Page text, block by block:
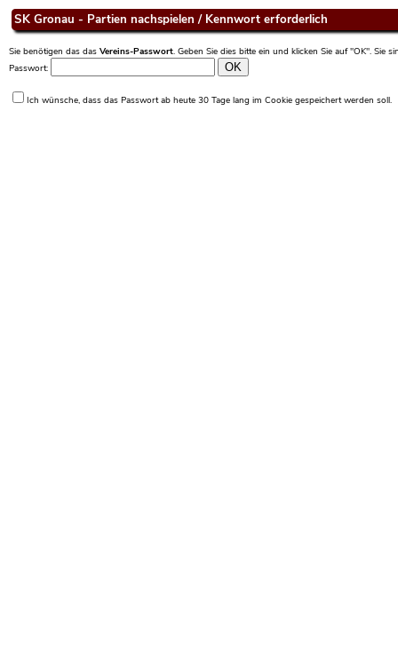
SK Gronau - Partien nachspielen / Kennwort erforderlich
Sie benötigen das das Vereins-Passwort. Geben Sie dies bitte ein und klicken Sie auf "OK". Sie
Passwort:
Ich wünsche, dass das Passwort ab heute 30 Tage lang im Cookie gespeichert werden soll.